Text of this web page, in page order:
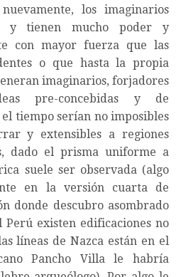
los imaginarios
y tienen mucho poder y
con mayor fuerza que las
o que hasta la propia
imaginarios, forjadores
pre-concebidas y de
tiempo serían no imposibles
y extensibles a regiones
dado el prisma uniforme a
suele ser observada (algo
en la versión cuarta de
donde descubro asombrado
existen edificaciones no
líneas de Nazca están en el
Pancho Villa le habría